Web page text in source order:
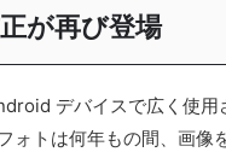
が再び登場
デバイスで広く使
ォトは何年もの間、画